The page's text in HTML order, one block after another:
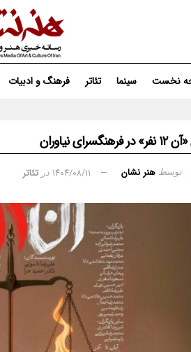
نخست سینما تئاتر فرهنگ و ادبیات
نیاوران
توسط هنر نشان ۱۴۰۴/۰۸/۱۱ در تئاتر